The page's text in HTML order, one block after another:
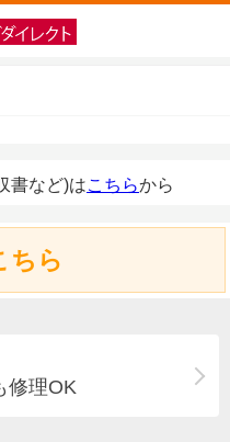
書など)はこちらから
ちら
修理OK